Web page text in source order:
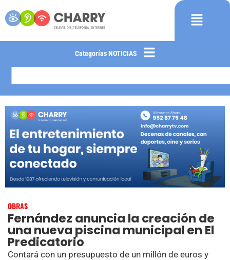
Categorías NOTICIAS
OBRAS
Fernández anuncia la creación de
una nueva piscina municipal en El
Predicatorio
Contará con un presupuesto de un millón de euros y